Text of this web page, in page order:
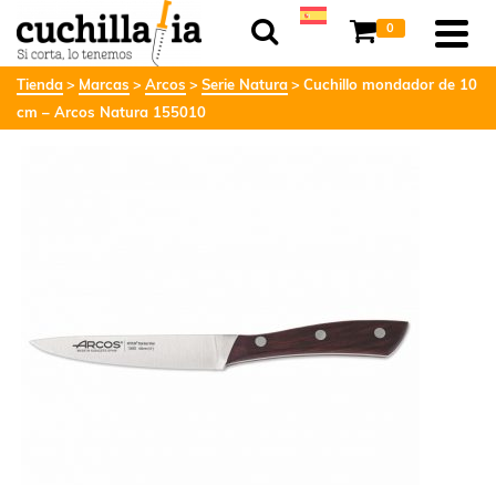
0
Tienda Marcas Arcos Serie Natura
Cuchillo mondador de 10
cm – Arcos Natura 155010